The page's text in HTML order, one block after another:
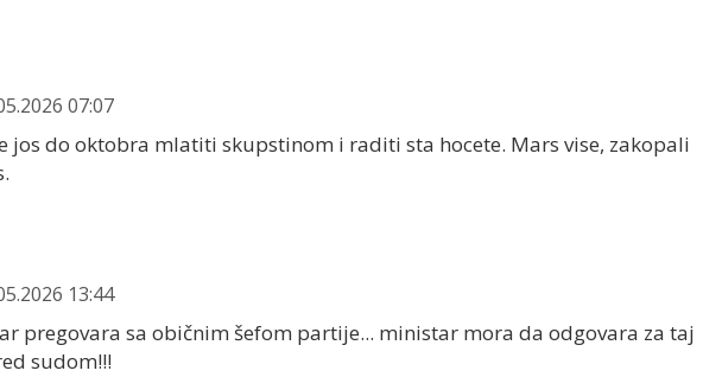
07:07
jos do oktobra mlatiti skupstinom i raditi sta hocete. Mars vise, zakopali
13:44
pregovara sa običnim šefom partije... ministar mora da odgovara za taj
sudom!!!